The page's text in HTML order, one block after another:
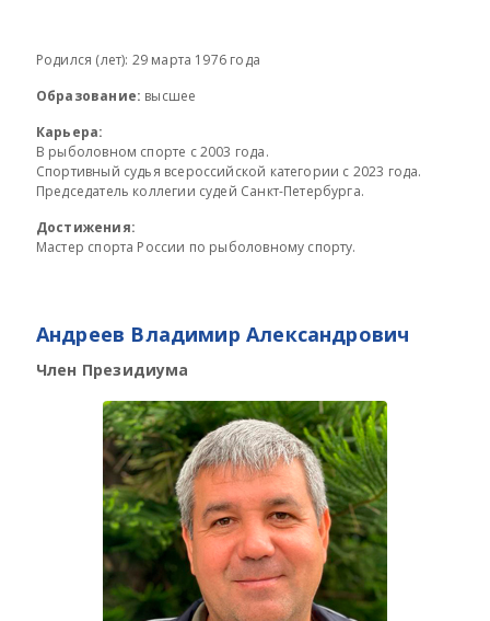
Родился (лет): 29 марта 1976 года
Образование: высшее
Карьера:
В рыболовном спорте с 2003 года.
Спортивный судья всероссийской категории с 2023 года.
Председатель коллегии судей Санкт-Петербурга.
Достижения:
Мастер спорта России по рыболовному спорту.
Андреев Владимир Александрович
Член Президиума